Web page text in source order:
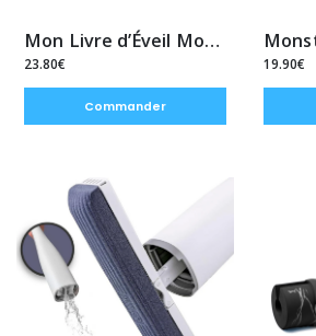
Mon Livre d’Éveil Montessori™ – Le compagnon éducatif des tout-petits
23.80€
Commander
19.90€